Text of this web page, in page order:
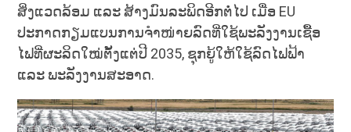
ສິ່ງແວດລ້ອມ ແລະ ສ້າງມົນລະພິດອີກຕໍ່ໄປ ເມື່ອ EU
ປະກາດກຽມແບນການຈໍາໜ່າຍລົດທີ່ໃຊ້ພະລັງງານເຊື້ອ
ໄຟທີ່ຜະລິດໃໝ່ຕັ້ງແຕ່ປີ 2035, ຊຸກຍູ້ໃຫ້ໃຊ້ລົດໄຟຟ້າ
ແລະ ພະລັງງານສະອາດ.